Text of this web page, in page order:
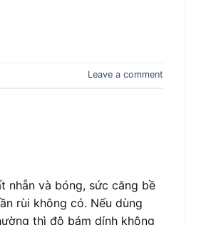
Leave a comment
nhẵn và bóng, sức căng bề
rùi không có. Nếu dùng
thì độ bám dính không